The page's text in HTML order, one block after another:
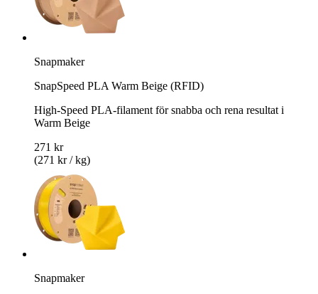
Snapmaker
SnapSpeed PLA Warm Beige (RFID)
High-Speed PLA-filament för snabba och rena resultat i
Warm Beige
271 kr
(271 kr / kg)
Snapmaker